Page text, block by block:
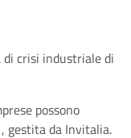
crisi industriale di
possono
gestita da Invitalia.